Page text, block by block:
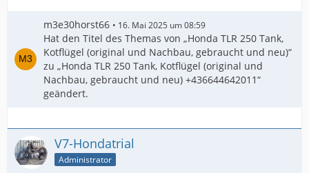
m3e30horst66 16. Mai 2025 um 08:59
Hat den Titel des Themas von „Honda TLR 250 Tank,
Kotflügel (original und Nachbau, gebraucht und neu)“
zu „Honda TLR 250 Tank, Kotflügel (original und
Nachbau, gebraucht und neu) +436644642011“
geändert.
V7-Hondatrial
Administrator